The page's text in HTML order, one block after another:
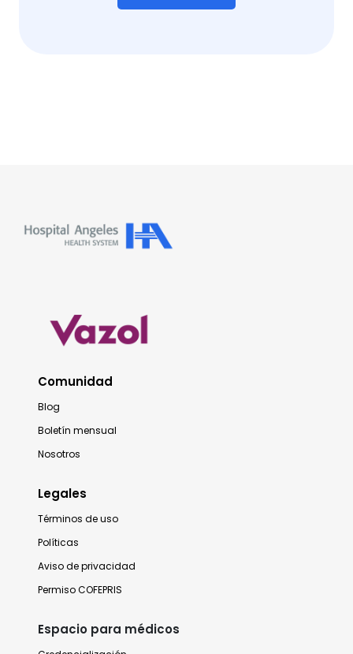
Comunidad
Blog
Boletín mensual
Nosotros
Legales
Términos de uso
Políticas
Aviso de privacidad
Permiso COFEPRIS
Espacio para médicos